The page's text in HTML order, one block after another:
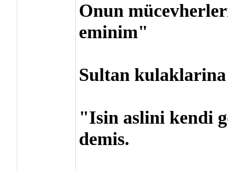
Onun
eminim"
Sultan
"Isin aslini kendi
demis.